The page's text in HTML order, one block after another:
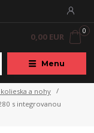
Menu
0
0,00 EUR
a nohy
s integrovanou